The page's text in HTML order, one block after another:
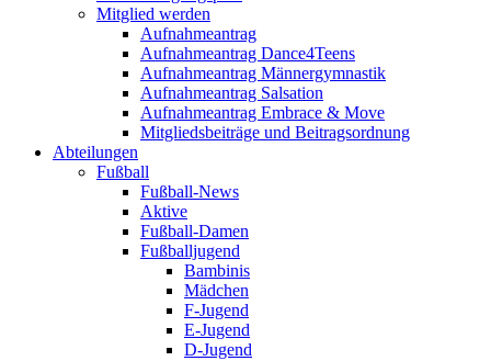
Mitglied werden
Aufnahmeantrag
Aufnahmeantrag Dance4Teens
Aufnahmeantrag Männergymnastik
Aufnahmeantrag Salsation
Aufnahmeantrag Embrace & Move
Mitgliedsbeiträge und Beitragsordnung
Abteilungen
Fußball
Fußball-News
Aktive
Fußball-Damen
Fußballjugend
Bambinis
Mädchen
F-Jugend
E-Jugend
D-Jugend